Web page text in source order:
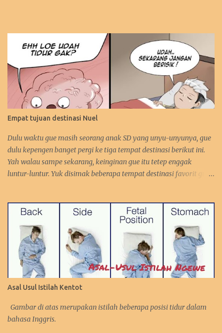
Empat tujuan destinasi Nuel
Dulu waktu gue masih seorang anak SD yang unyu-unyunya, gue
dulu kepengen banget pergi ke tiga tempat destinasi berikut ini.
Yah walau sampe sekarang, keinginan gue itu tetep enggak
luntur-luntur. Yuk disimak beberapa tempat destinasi favorit gue.
Paris-nya. Gue pengen bangen liat Menara Eiffel, Arc de Triomph,
serta juga Katedral Notre Dame-nya. Selain itu, katanya pantai-
pantai di Perancis itu sangat menawan keindahannya. Tapi yah,
intinya karna Menara Eiffel-lah gue pengen ke Perancis. Hehehe.
Bahkan gue juga tertarik mempelajari bahasa Perancis. Kalo
yang ini gara-gara waktu itu gue enggak sengaja nonton acara
bahasa Perancis di TPI ( nama acaranya lupa! :p). Eiffel, i'm in love!
( source ) Ibadah gereja di sini gimana yah rasanya? ( source ) 2.
Brazil Gue tertarik ngunjungin hutan Amazone-nya. Khususnya,
gue tertarik liat Patun...
Asal Usul Istilah Kentot
Gambar di atas merupakan istilah beberapa posisi tidur dalam
bahasa Inggris.